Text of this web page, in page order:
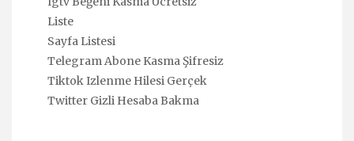
Liste
Sayfa Listesi
Telegram Abone Kasma Şifresiz
Tiktok Izlenme Hilesi Gerçek
Twitter Gizli Hesaba Bakma